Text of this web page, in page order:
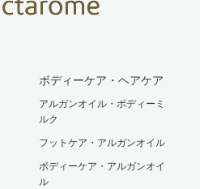
ボディーケア・ヘアケア
アルガンオイル・ボディーミ
ルク
フットケア・アルガンオイル
ボディーケア・アルガンオイ
ル